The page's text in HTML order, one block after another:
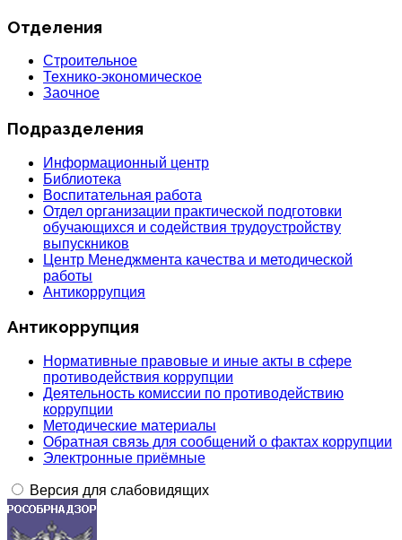
Отделения
Строительное
Технико-экономическое
Заочное
Подразделения
Информационный центр
Библиотека
Воспитательная работа
Отдел организации практической подготовки
обучающихся и содействия трудоустройству
выпускников
Центр Менеджмента качества и методической
работы
Антикоррупция
Антикоррупция
Нормативные правовые и иные акты в сфере
противодействия коррупции
Деятельность комиссии по противодействию
коррупции
Методические материалы
Обратная связь для сообщений о фактах коррупции
Электронные приёмные
Версия для слабовидящих